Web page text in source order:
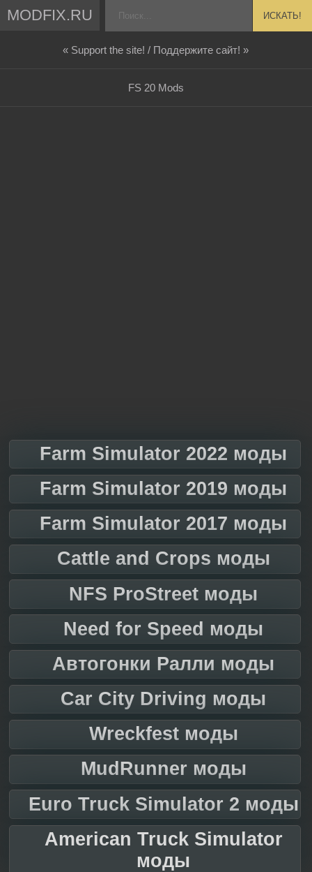
MODFIX.RU ИСКАТЬ!
« Support the site! / Поддержите сайт! »
FS 20 Mods
Farm Simulator 2022 моды
Farm Simulator 2019 моды
Farm Simulator 2017 моды
Cattle and Crops моды
NFS ProStreet моды
Need for Speed моды
Автогонки Ралли моды
Car City Driving моды
Wreckfest моды
MudRunner моды
Euro Truck Simulator 2 моды
American Truck Simulator
моды